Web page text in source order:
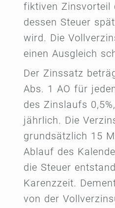
fiktiven Zinsvorteil
dessen Steuer
wird. Die
einen Ausgleich
Der Zinssatz
Abs. 1 AO für
des Zinslaufs
jährlich. Die
grundsätzlich 15
Ablauf des
die Steuer
Karenzzeit.
von der